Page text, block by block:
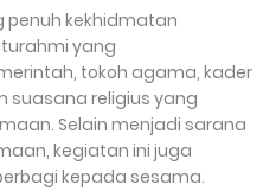
penuh kekhidmatan
yang
tokoh agama, kader
suasana religius yang
Selain menjadi sarana
kegiatan ini juga
kepada sesama.